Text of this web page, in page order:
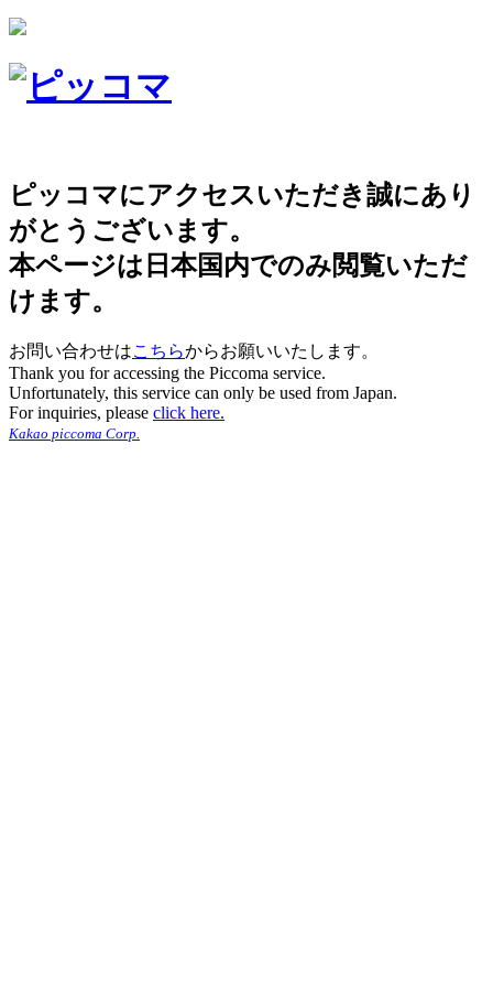
ピッコマにアクセスいただき誠にあり
がとうございます。
本ページは日本国内でのみ閲覧いただ
けます。
お問い合わせはこちらからお願いいたします。
Thank you for accessing the Piccoma service.
Unfortunately, this service can only be used from Japan.
For inquiries, please click here.
Kakao piccoma Corp.